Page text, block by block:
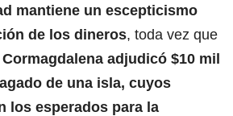
mantiene un escepticismo
de los dineros, toda vez que
Cormagdalena adjudicó $10 mil
de una isla, cuyos
los esperados para la